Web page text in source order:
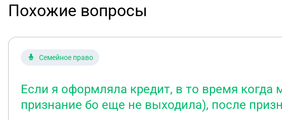
Похожие вопросы
Семейное право
Если я оформляла кредит, в то время когда
признание бо еще не выходила), после